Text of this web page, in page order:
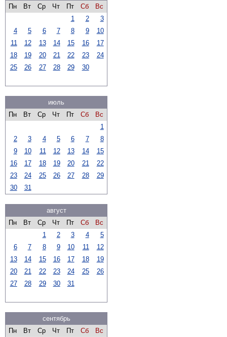
Пн
Вт Ср Чт Пт Сб
Вс
1
2
3
4
5 6 7 8 9
10
11
12 13 14 15 16
17
18
19 20 21 22 23
24
25
26 27 28 29 30
июль
Пн
Вт Ср Чт Пт Сб
Вс
1
2
3 4 5 6 7
8
9
10 11 12 13 14
15
16
17 18 19 20 21
22
23
24 25 26 27 28
29
30
31
август
Пн
Вт Ср Чт Пт Сб
Вс
1
2 3 4
5
6
7 8 9 10 11
12
13
14 15 16 17 18
19
20
21 22 23 24 25
26
27
28 29 30 31
сентябрь
Пн
Вт Ср Чт Пт Сб
Вс